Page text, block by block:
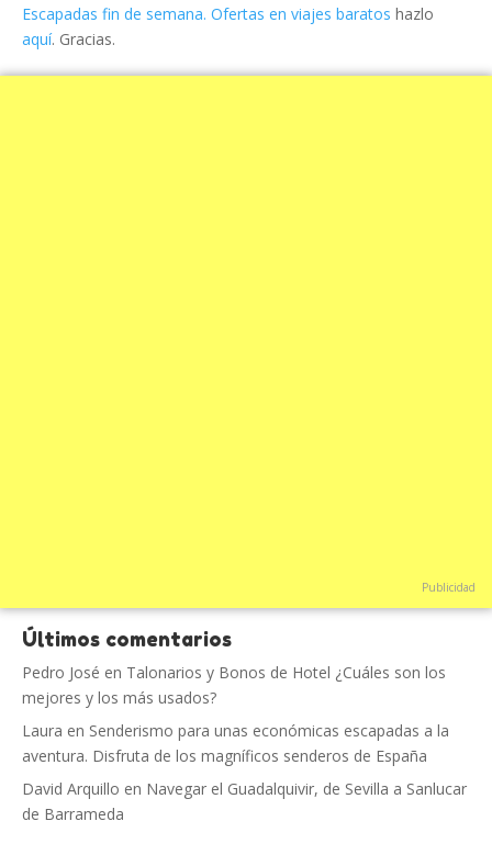
Escapadas fin de semana. Ofertas en viajes baratos hazlo
aquí. Gracias.
Publicidad
Últimos comentarios
Pedro José en Talonarios y Bonos de Hotel ¿Cuáles son los
mejores y los más usados?
Laura en Senderismo para unas económicas escapadas a la
aventura. Disfruta de los magníficos senderos de España
David Arquillo en Navegar el Guadalquivir, de Sevilla a Sanlucar
de Barrameda